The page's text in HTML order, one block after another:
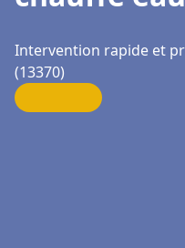
Intervention rapide et
(13370)